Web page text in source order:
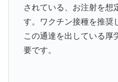
されている、お注射を想
す。ワクチン接種を推奨
この通達を出している厚
要です。